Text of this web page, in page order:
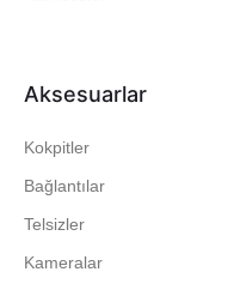
Aksesuarlar
Kokpitler
Bağlantılar
Telsizler
Kameralar